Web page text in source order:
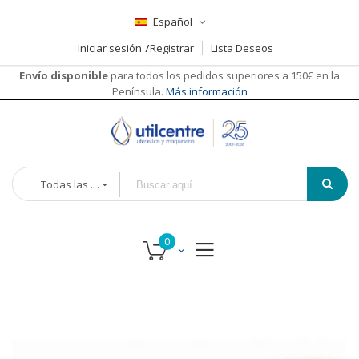
Español
Iniciar sesión
Registrar
Lista Deseos
Envío disponible para todos los pedidos superiores a 150€ en la
Península. Más información
Todas las categorías